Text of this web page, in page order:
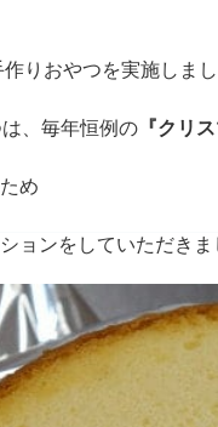
りおやつを実施しまし
、毎年恒例の 『クリ
め
ョンをしていただきま